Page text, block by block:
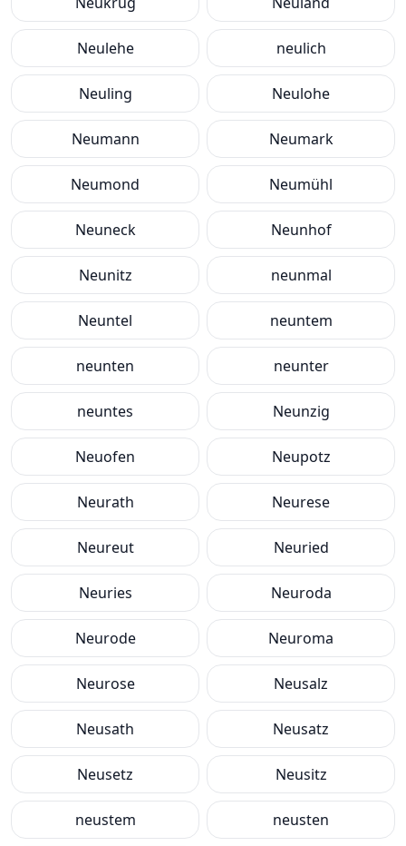
Neulehe neulich
Neuling Neulohe
Neumann Neumark
Neumond Neumühl
Neuneck Neunhof
Neunitz neunmal
Neuntel neuntem
neunten neunter
neuntes Neunzig
Neuofen Neupotz
Neurath Neurese
Neureut Neuried
Neuries Neuroda
Neurode Neuroma
Neurose Neusalz
Neusath Neusatz
Neusetz Neusitz
neustem neusten